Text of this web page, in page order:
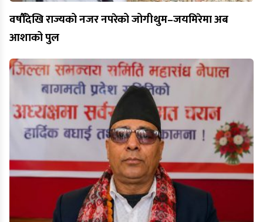
वर्षौँदेखि राज्यको नजर नपरेको जोगीथुम–जयमिरेमा अब
आशाको पुल